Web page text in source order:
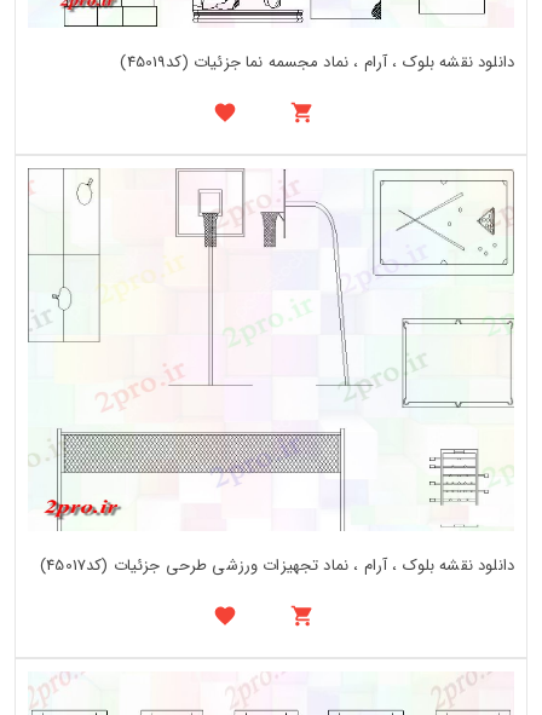
دانلود نقشه بلوک ، آرام ، نماد مجسمه نما جزئیات (کد45019)
دانلود نقشه بلوک ، آرام ، نماد تجهیزات ورزشی طرحی جزئیات (کد45017)